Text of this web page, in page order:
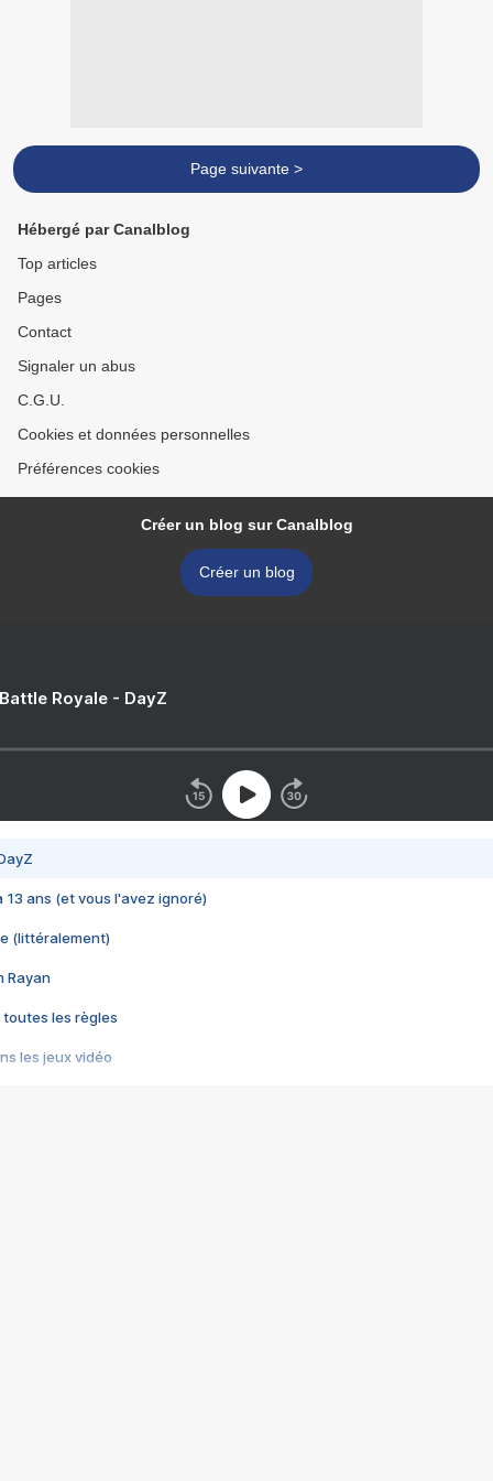
Page suivante >
Hébergé par Canalblog
Top articles
Pages
Contact
Signaler un abus
C.G.U.
Cookies et données personnelles
Préférences cookies
Créer un blog sur Canalblog
Créer un blog
Royale - DayZ
13 ans (et vous l'avez ignoré)
(littéralement)
Rayan
toutes les règles
les jeux vidéo